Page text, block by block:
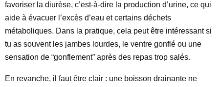
favoriser la diurèse, c’est-à-dire la production d’urine, ce qui
aide à évacuer l’excès d’eau et certains déchets
métaboliques. Dans la pratique, cela peut être intéressant si
tu as souvent les jambes lourdes, le ventre gonflé ou une
sensation de “gonflement” après des repas trop salés.
En revanche, il faut être clair : une boisson drainante ne